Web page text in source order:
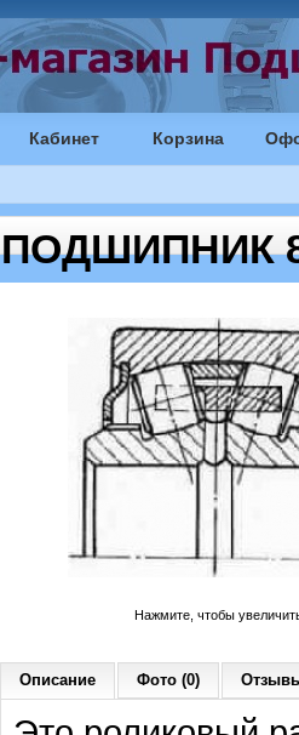
Кабинет Корзина
ПОДШИПНИК
Нажмите, чтобы
Описание Фото (0)